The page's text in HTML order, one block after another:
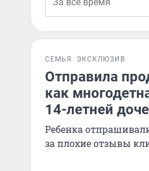
СЕМЬЯ ЭКСКЛЮЗИВ
Отправила
как
14-летней
Ребенка
за плохие отзывы